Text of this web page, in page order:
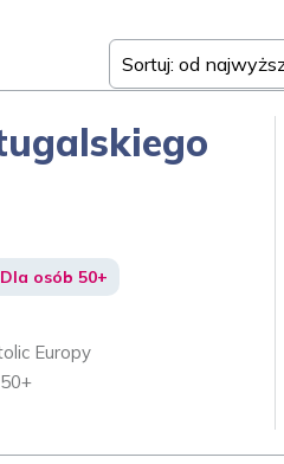
Sortuj: od
Dla osób 50+
Europy